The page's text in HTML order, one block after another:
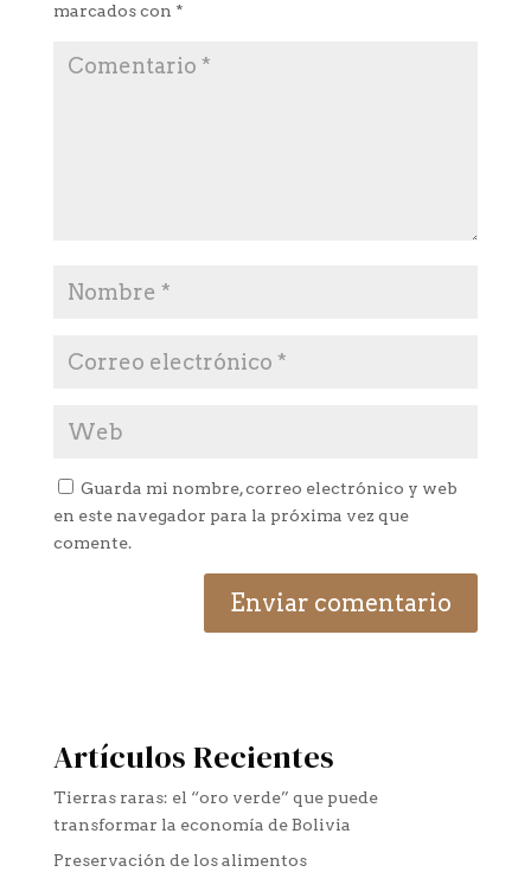
marcados con *
Guarda mi nombre, correo electrónico y web
en este navegador para la próxima vez que
comente.
Artículos Recientes
Tierras raras: el “oro verde” que puede
transformar la economía de Bolivia
Preservación de los alimentos